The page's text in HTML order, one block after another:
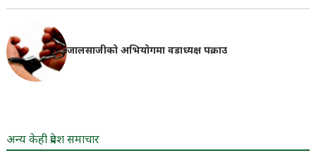
जालसाजीको अभियोगमा वडाध्यक्ष पक्राउ
अन्य केही प्रदेश समाचार